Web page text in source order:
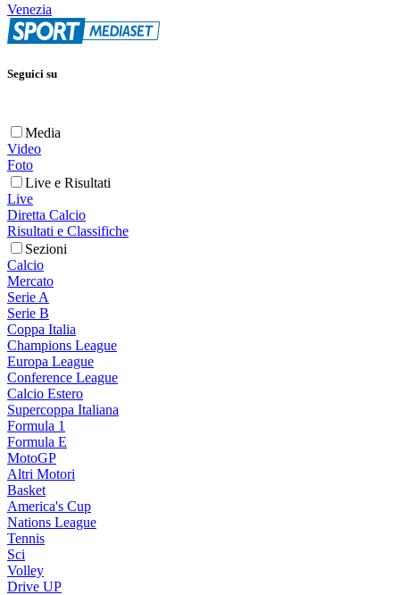
Venezia
Seguici su
Media
Video
Foto
Live e Risultati
Live
Diretta Calcio
Risultati e Classifiche
Sezioni
Calcio
Mercato
Serie A
Serie B
Coppa Italia
Champions League
Europa League
Conference League
Calcio Estero
Supercoppa Italiana
Formula 1
Formula E
MotoGP
Altri Motori
Basket
America's Cup
Nations League
Tennis
Sci
Volley
Drive UP